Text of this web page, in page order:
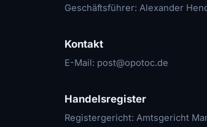
Geschäftsführer: Alexander
Kontakt
E-Mail: post@opotoc.de
Handelsregister
Registergericht: Amtsgericht